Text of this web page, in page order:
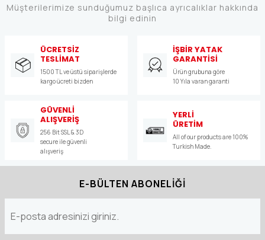
Müşterilerimize sunduğumuz başlıca ayrıcalıklar hakkında
bilgi edinin
ÜCRETSİZ
TESLİMAT
1500 TL ve üstü siparişlerde
kargo ücreti bizden
İŞBİR YATAK
GARANTİSİ
Ürün grubuna göre
10 Yıla varan garanti
GÜVENLİ
ALIŞVERİŞ
256 Bit SSL & 3D
secure ile güvenli
alışveriş
YERLİ
ÜRETİM
All of our products are 100%
Turkish Made.
E-BÜLTEN ABONELİĞİ